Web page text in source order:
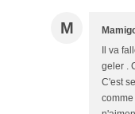
M
Il va
geler .
C'est